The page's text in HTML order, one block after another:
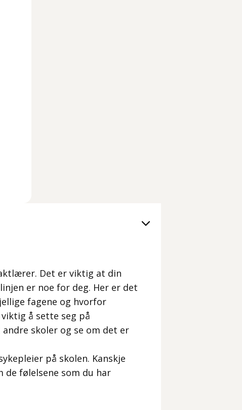
Det er viktig at din
er noe for deg. Her er det
fagene og hvorfor
å sette seg på
skoler og se om det er
på skolen. Kanskje
de følelsene som du har